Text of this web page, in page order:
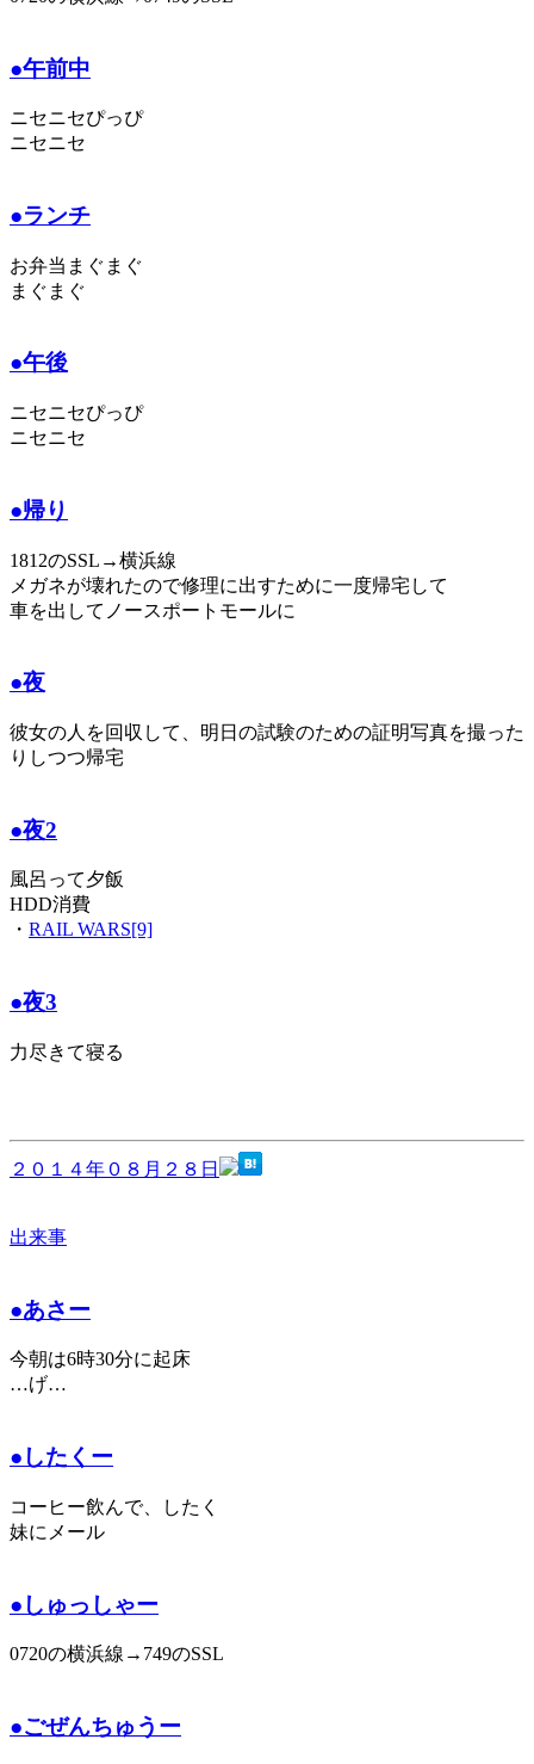
●午前中
ニセニセぴっぴ
ニセニセ
●ランチ
お弁当まぐまぐ
まぐまぐ
●午後
ニセニセぴっぴ
ニセニセ
●帰り
1812のSSL→横浜線
メガネが壊れたので修理に出すために一度帰宅して
車を出してノースポートモールに
●夜
彼女の人を回収して、明日の試験のための証明写真を撮った
りしつつ帰宅
●夜2
風呂って夕飯
HDD消費
・ RAIL WARS[9]
●夜3
力尽きて寝る
２０１４年０８月２８日
出来事
●あさー
今朝は6時30分に起床
…げ…
●したくー
コーヒー飲んで、したく
妹にメール
●しゅっしゃー
0720の横浜線→749のSSL
●ごぜんちゅうー